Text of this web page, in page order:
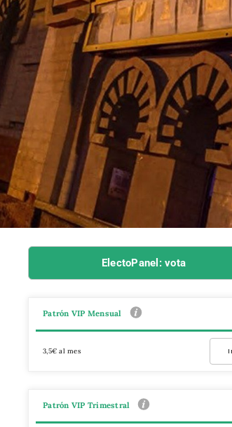
ElectoPanel: vota
Patrón VIP Mensual
3,5€ al mes
Patrón VIP Trimestral